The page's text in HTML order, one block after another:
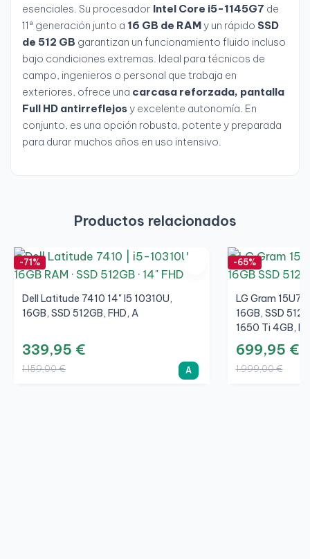
esenciales. Su procesador Intel Core i5-1145G7 de
11ª generación junto a 16 GB de RAMy un rápido SSD
de 512 GB garantizan un funcionamiento fluido incluso
bajo condiciones extremas. Ideal para técnicos de
campo, ingenieros o personal que trabaja en
exteriores, ofrece una carcasa reforzada, pantalla
Full HD antirreflejosy excelente autonomía. En
conjunto, es una opción robusta, potente y preparada
para durar muchos años en uso intensivo.
Productos relacionados
-71%
Dell Latitude 7410 14" I5 10310U,
16GB, SSD 512GB, FHD, A
339,95 €
1.159,00 € A
-65%
LG Gram
16GB, SSD
1650 Ti 4GB,
699,95 €
1.999,00 €